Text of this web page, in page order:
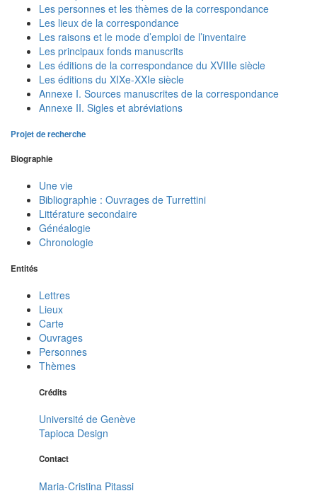
Les personnes et les thèmes de la correspondance
Les lieux de la correspondance
Les raisons et le mode d’emploi de l’inventaire
Les principaux fonds manuscrits
Les éditions de la correspondance du XVIIIe siècle
Les éditions du XIXe-XXIe siècle
Annexe I. Sources manuscrites de la correspondance
Annexe II. Sigles et abréviations
Projet de recherche
Biographie
Une vie
Bibliographie : Ouvrages de Turrettini
Littérature secondaire
Généalogie
Chronologie
Entités
Lettres
Lieux
Carte
Ouvrages
Personnes
Thèmes
Crédits
Université de Genève
Tapioca Design
Contact
Maria-Cristina Pitassi